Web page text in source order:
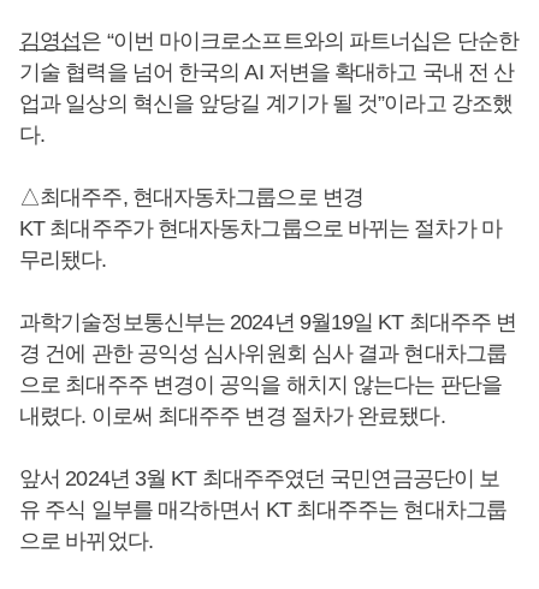
김영섭은 “이번 마이크로소프트와의 파트너십은 단순한
기술 협력을 넘어 한국의 AI 저변을 확대하고 국내 전 산
업과 일상의 혁신을 앞당길 계기가 될 것”이라고 강조했
다.
△최대주주, 현대자동차그룹으로 변경
KT 최대주주가 현대자동차그룹으로 바뀌는 절차가 마
무리됐다.
과학기술정보통신부는 2024년 9월19일 KT 최대주주 변
경 건에 관한 공익성 심사위원회 심사 결과 현대차그룹
으로 최대주주 변경이 공익을 해치지 않는다는 판단을
내렸다. 이로써 최대주주 변경 절차가 완료됐다.
앞서 2024년 3월 KT 최대주주였던 국민연금공단이 보
유 주식 일부를 매각하면서 KT 최대주주는 현대차그룹
으로 바뀌었다.